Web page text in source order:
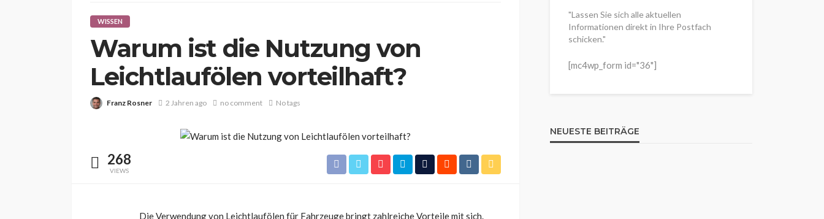
WISSEN
Warum ist die Nutzung von
Leichtlaufölen vorteilhaft?
Franz Rosner 2 Jahren ago no comment No tags
268
VIEWS
Die Verwendung von Leichtlaufölen für Fahrzeuge bringt zahlreiche Vorteile mit sich.
"Lassen Sie sich alle aktuellen
Informationen direkt in Ihre Postfach
schicken."
[mc4wp_form id="36"]
NEUESTE BEITRÄGE